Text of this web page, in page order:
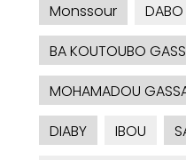
Monssour
DABO
BA KOUTOUBO
MOHAMADOU
DIABY
IBOU